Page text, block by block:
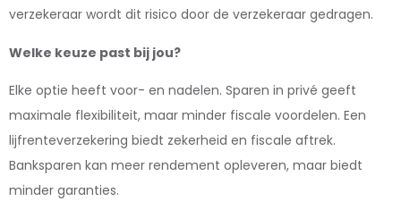
verzekeraar wordt dit risico door de verzekeraar gedragen.
Welke keuze past bij jou?
Elke optie heeft voor- en nadelen. Sparen in privé geeft
maximale flexibiliteit, maar minder fiscale voordelen. Een
lijfrenteverzekering biedt zekerheid en fiscale aftrek.
Banksparen kan meer rendement opleveren, maar biedt
minder garanties.